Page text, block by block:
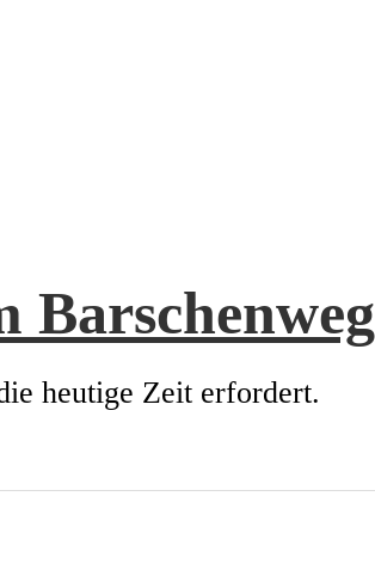
Barschenweg
heutige Zeit erfordert.